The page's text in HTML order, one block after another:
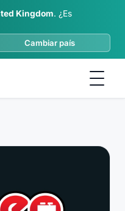
Kingdom. ¿Es
Cambiar país